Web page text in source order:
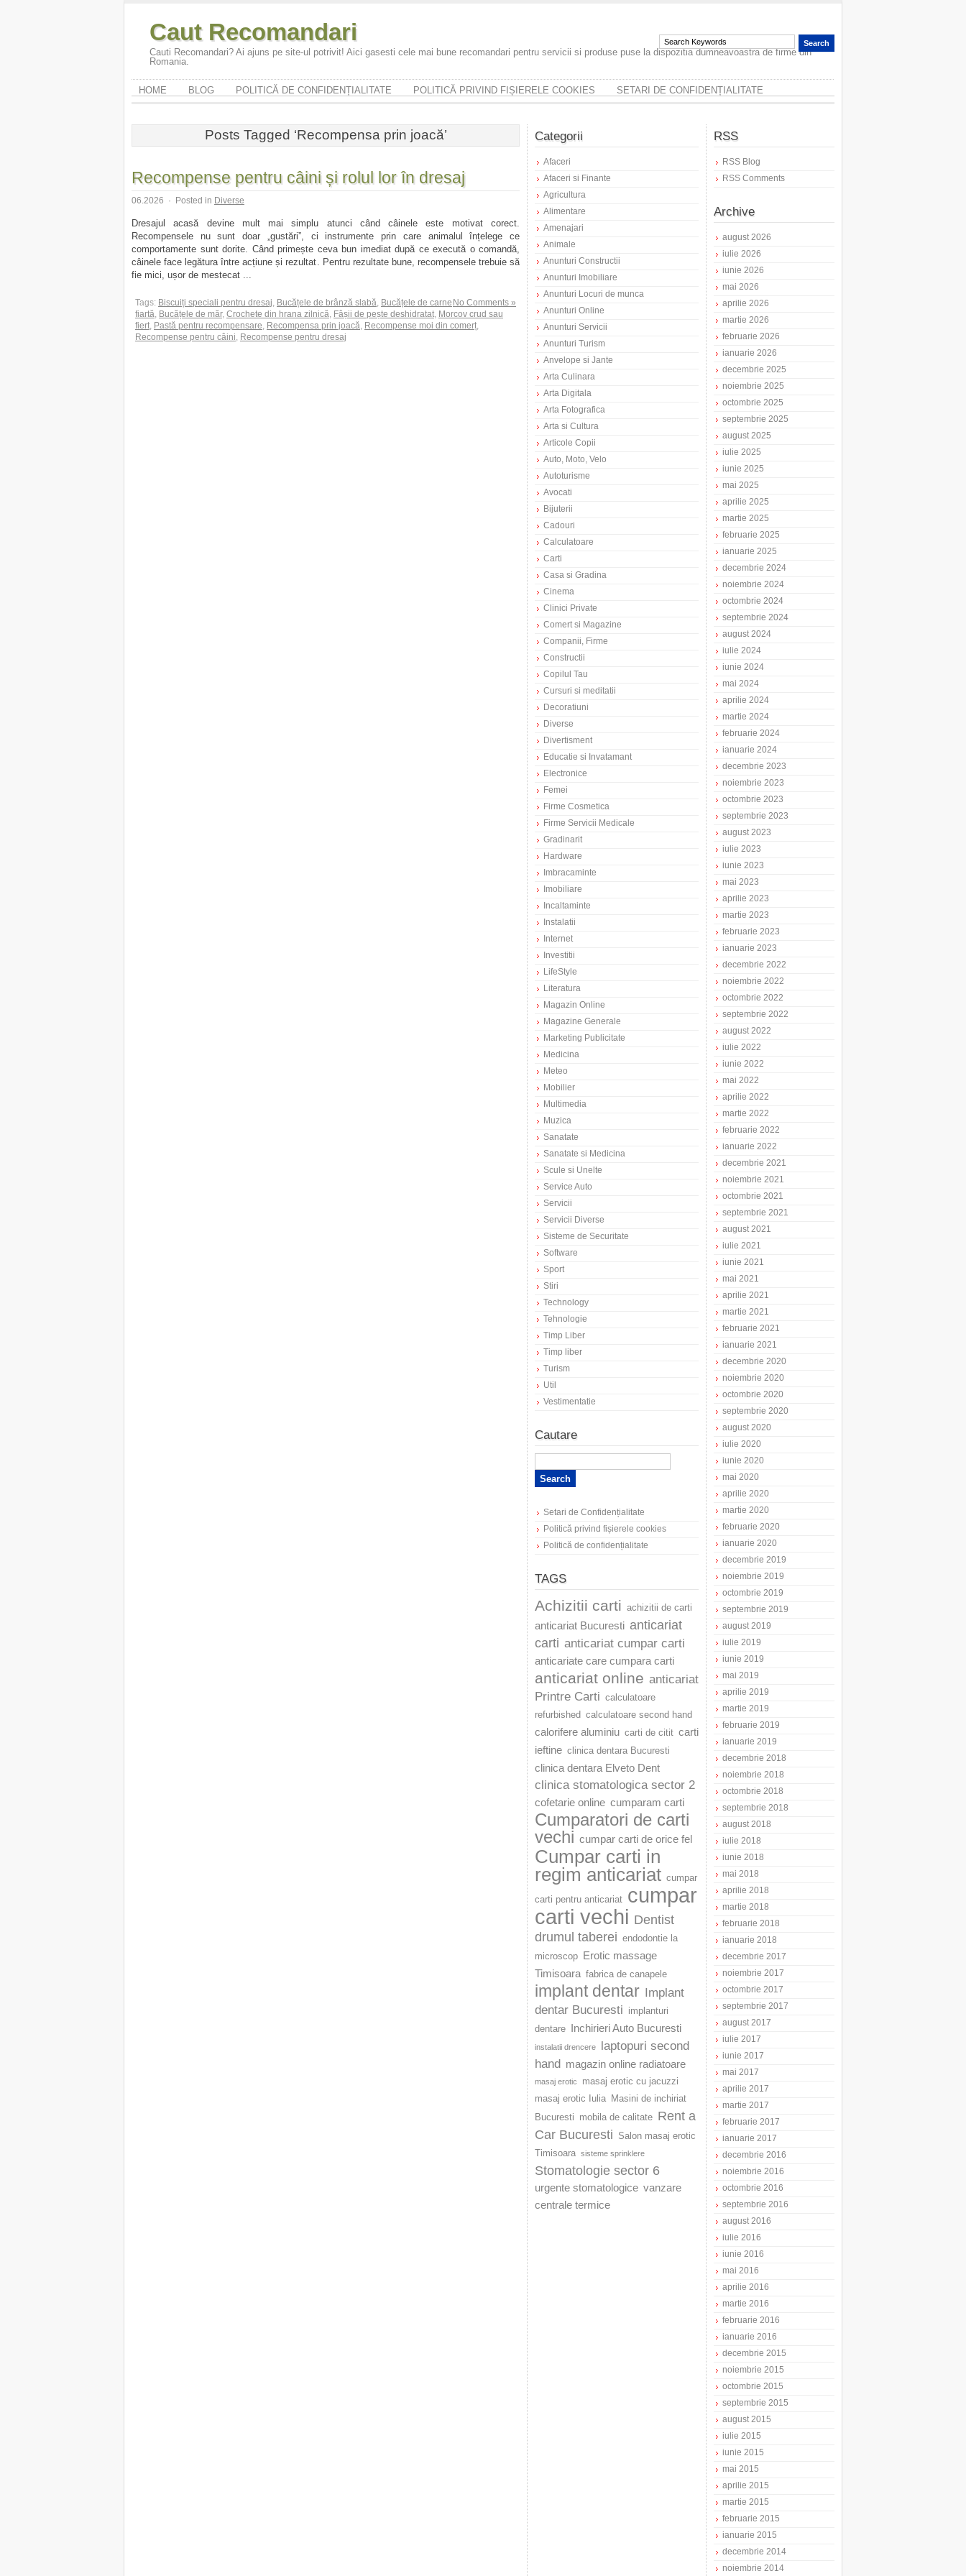
Caut Recomandari
Cauti Recomandari? Ai ajuns pe site-ul potrivit! Aici gasesti cele mai bune recomandari pentru servicii si produse puse la dispozitia dumneavoastra de firme din
Romania.
HOME BLOG POLITICĂ DE CONFIDENȚIALITATE POLITICĂ PRIVIND FIȘIERELE COOKIES SETARI DE CONFIDENȚIALITATE
Posts Tagged ‘Recompensa prin joacă’
Recompense pentru câini și rolul lor în dresaj
06.2026 · Posted in Diverse
Dresajul acasă devine mult mai simplu atunci când câinele este motivat corect.
Recompensele nu sunt doar „gustări”, ci instrumente prin care animalul înțelege ce
comportamente sunt dorite. Când primește ceva bun imediat după ce execută o comandă,
câinele face legătura între acțiune și rezultat. Pentru rezultate bune, recompensele trebuie să
fie mici, ușor de mestecat ...
No Comments »
Tags: Biscuiți speciali pentru dresaj, Bucățele de brânză slabă, Bucățele de carne
fiartă, Bucățele de măr, Crochete din hrana zilnică, Fâșii de pește deshidratat, Morcov crud sau
fiert, Pastă pentru recompensare, Recompensa prin joacă, Recompense moi din comerț,
Recompense pentru câini, Recompense pentru dresaj
Categorii
Afaceri
Afaceri si Finante
Agricultura
Alimentare
Amenajari
Animale
Anunturi Constructii
Anunturi Imobiliare
Anunturi Locuri de munca
Anunturi Online
Anunturi Servicii
Anunturi Turism
Anvelope si Jante
Arta Culinara
Arta Digitala
Arta Fotografica
Arta si Cultura
Articole Copii
Auto, Moto, Velo
Autoturisme
Avocati
Bijuterii
Cadouri
Calculatoare
Carti
Casa si Gradina
Cinema
Clinici Private
Comert si Magazine
Companii, Firme
Constructii
Copilul Tau
Cursuri si meditatii
Decoratiuni
Diverse
Divertisment
Educatie si Invatamant
Electronice
Femei
Firme Cosmetica
Firme Servicii Medicale
Gradinarit
Hardware
Imbracaminte
Imobiliare
Incaltaminte
Instalatii
Internet
Investitii
LifeStyle
Literatura
Magazin Online
Magazine Generale
Marketing Publicitate
Medicina
Meteo
Mobilier
Multimedia
Muzica
Sanatate
Sanatate si Medicina
Scule si Unelte
Service Auto
Servicii
Servicii Diverse
Sisteme de Securitate
Software
Sport
Stiri
Technology
Tehnologie
Timp Liber
Timp liber
Turism
Util
Vestimentatie
Cautare
Setari de Confidențialitate
Politică privind fișierele cookies
Politică de confidențialitate
TAGS
Achizitii carti achizitii de carti
anticariat Bucuresti anticariat
carti anticariat cumpar carti
anticariate care cumpara carti
anticariat online anticariat
Printre Carti calculatoare
refurbished calculatoare second hand
calorifere aluminiu carti de citit carti
ieftine clinica dentara Bucuresti
clinica dentara Elveto Dent
clinica stomatologica sector 2
cofetarie online cumparam carti
Cumparatori de carti
vechi cumpar carti de orice fel
Cumpar carti in
regim anticariat cumpar
carti pentru anticariat cumpar
carti vechi Dentist
drumul taberei endodontie la
microscop
Erotic massage
Timisoara fabrica de canapele
implant dentar Implant
dentar Bucuresti
implanturi
dentare
Inchirieri Auto Bucuresti
instalatii drencere
laptopuri second
hand magazin online radiatoare
masaj erotic
masaj erotic cu jacuzzi
masaj erotic Iulia
Masini de inchiriat
Bucuresti
mobila de calitate Rent a
Car Bucuresti
Salon masaj erotic
Timisoara sisteme sprinklere
Stomatologie sector 6
urgente stomatologice vanzare
centrale termice
RSS
RSS Blog
RSS Comments
Archive
august 2026
iulie 2026
iunie 2026
mai 2026
aprilie 2026
martie 2026
februarie 2026
ianuarie 2026
decembrie 2025
noiembrie 2025
octombrie 2025
septembrie 2025
august 2025
iulie 2025
iunie 2025
mai 2025
aprilie 2025
martie 2025
februarie 2025
ianuarie 2025
decembrie 2024
noiembrie 2024
octombrie 2024
septembrie 2024
august 2024
iulie 2024
iunie 2024
mai 2024
aprilie 2024
martie 2024
februarie 2024
ianuarie 2024
decembrie 2023
noiembrie 2023
octombrie 2023
septembrie 2023
august 2023
iulie 2023
iunie 2023
mai 2023
aprilie 2023
martie 2023
februarie 2023
ianuarie 2023
decembrie 2022
noiembrie 2022
octombrie 2022
septembrie 2022
august 2022
iulie 2022
iunie 2022
mai 2022
aprilie 2022
martie 2022
februarie 2022
ianuarie 2022
decembrie 2021
noiembrie 2021
octombrie 2021
septembrie 2021
august 2021
iulie 2021
iunie 2021
mai 2021
aprilie 2021
martie 2021
februarie 2021
ianuarie 2021
decembrie 2020
noiembrie 2020
octombrie 2020
septembrie 2020
august 2020
iulie 2020
iunie 2020
mai 2020
aprilie 2020
martie 2020
februarie 2020
ianuarie 2020
decembrie 2019
noiembrie 2019
octombrie 2019
septembrie 2019
august 2019
iulie 2019
iunie 2019
mai 2019
aprilie 2019
martie 2019
februarie 2019
ianuarie 2019
decembrie 2018
noiembrie 2018
octombrie 2018
septembrie 2018
august 2018
iulie 2018
iunie 2018
mai 2018
aprilie 2018
martie 2018
februarie 2018
ianuarie 2018
decembrie 2017
noiembrie 2017
octombrie 2017
septembrie 2017
august 2017
iulie 2017
iunie 2017
mai 2017
aprilie 2017
martie 2017
februarie 2017
ianuarie 2017
decembrie 2016
noiembrie 2016
octombrie 2016
septembrie 2016
august 2016
iulie 2016
iunie 2016
mai 2016
aprilie 2016
martie 2016
februarie 2016
ianuarie 2016
decembrie 2015
noiembrie 2015
octombrie 2015
septembrie 2015
august 2015
iulie 2015
iunie 2015
mai 2015
aprilie 2015
martie 2015
februarie 2015
ianuarie 2015
decembrie 2014
noiembrie 2014